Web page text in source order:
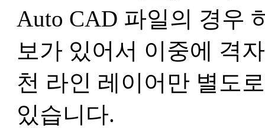
Auto CAD 파일의 경우
보가 있어서 이중에 격
천 라인 레이어만 별도
있습니다.